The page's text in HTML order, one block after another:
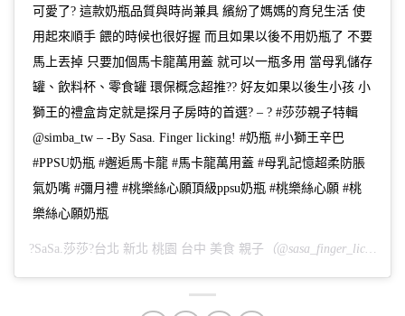
可愛了? 這款奶瓶品質與時尚兼具 繽紛了媽媽的育兒生活 使
用起來順手 餵的時候也很好握 而且如果以後不用奶瓶了 不要
馬上丟掉 只要加個馬卡龍萬用蓋 就可以一瓶多用 當母乳儲存
罐、飲料杯、零食罐 環保概念超推?? 好友如果以後生小孩 小
獅王的禮盒肯定就是探月子房時的首選? – ? #莎莎親子特輯
@simba_tw – -By Sasa. Finger licking! #奶瓶 #小獅王辛巴
#PPSU奶瓶 #邂逅馬卡龍 #馬卡龍萬用蓋 #母乳記憶超柔防脹
氣奶嘴 #彌月禮 #桃樂絲心願頂級ppsu奶瓶 #桃樂絲心願 #桃
樂絲心願奶瓶
?SaSa.莎莎?台北 新北 桃園 台中 美食 親子 （@sasa_finger_licking）分享的貼文 於